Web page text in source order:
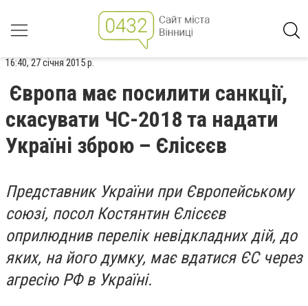
16:40, 27 січня 2015 р.
Європа має посилити санкції,
скасувати ЧС-2018 та надати
Україні зброю – Єлісєєв
Представник України при Європейському
союзі, посол Костянтин Єлісєєв
оприлюднив перелік невідкладних дій, до
яких, на його думку, має вдатися ЄС через
агресію РФ в Україні.